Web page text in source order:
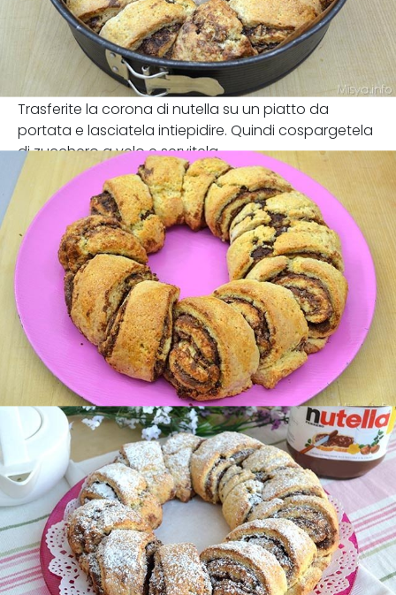
Trasferite la corona di nutella su un piatto da
portata e lasciatela intiepidire. Quindi cospargetela
di zucchero a velo e servitela.